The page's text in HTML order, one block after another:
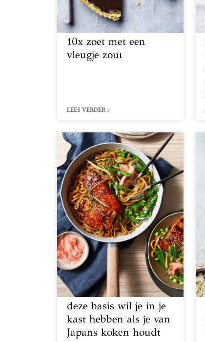
10x zoet met een
vleugje zout
LEES VERDER »
deze basis wil je in je
kast hebben als je van
Japans koken houdt